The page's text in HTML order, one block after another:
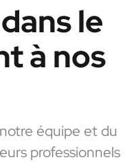
le
à nos
équipe et du
professionnels